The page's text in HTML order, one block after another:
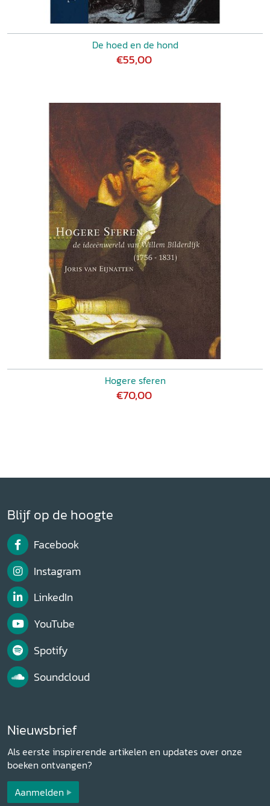
De hoed en de hond
€55,00
Hogere sferen
€70,00
Blijf op de hoogte
Facebook
Instagram
LinkedIn
YouTube
Spotify
Soundcloud
Nieuwsbrief
Als eerste inspirerende artikelen en updates over onze
boeken ontvangen?
Aanmelden